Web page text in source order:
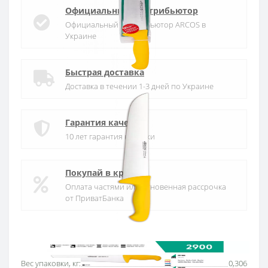
Основные характеристики Все характеристики
Вес упаковки, кг: 0,306
Официальный дистрибьютор
Официальный дистрибьютор ARCOS в
Украине
Быстрая доставка
Доставка в течении 1-3 дней по Украине
Гарантия качества
10 лет гарантия на ножи
Покупай в кредит
Оплата частями или мгновенная рассрочка
от ПриватБанка